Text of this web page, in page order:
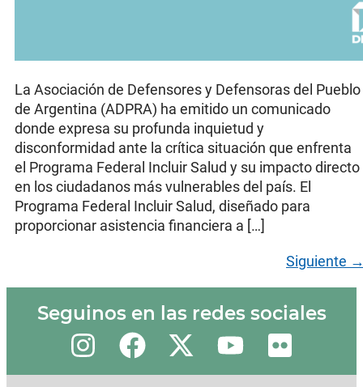
La Asociación de Defensores y Defensoras del Pueblo
de Argentina (ADPRA) ha emitido un comunicado
donde expresa su profunda inquietud y
disconformidad ante la crítica situación que enfrenta
el Programa Federal Incluir Salud y su impacto directo
en los ciudadanos más vulnerables del país. El
Programa Federal Incluir Salud, diseñado para
proporcionar asistencia financiera a […]
Siguiente
Seguinos en las redes sociales